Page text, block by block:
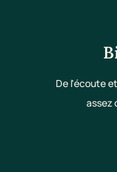
De l'écoute
assez